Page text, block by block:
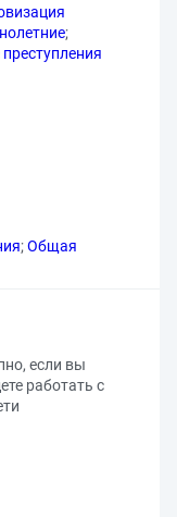
;
;Общая
если вы
работать с